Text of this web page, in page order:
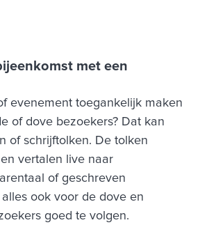
met een
evenement toegankelijk maken
of dove bezoekers? Dat kan
of schrijftolken. De tolken
vertalen live naar
of geschreven
ook voor de dove en
goed te volgen.